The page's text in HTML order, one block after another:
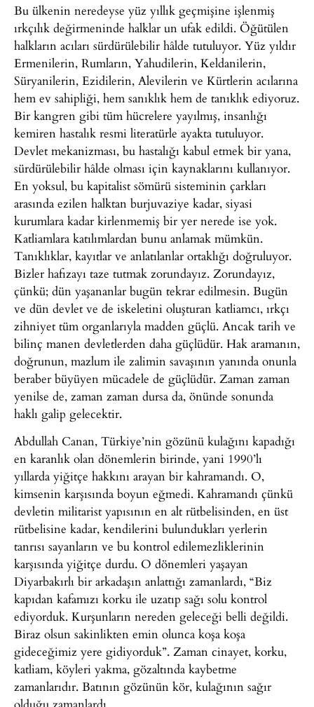
Bu ülkenin neredeyse yüz yıllık geçmişine işlenmiş
ırkçılık değirmeninde halklar un ufak edildi. Öğütülen
halkların acıları sürdürülebilir hâlde tutuluyor. Yüz yıldır
Ermenilerin, Rumların, Yahudilerin, Keldanilerin,
Süryanilerin, Ezidilerin, Alevilerin ve Kürtlerin acılarına
hem ev sahipliği, hem sanıklık hem de tanıklık ediyoruz.
Bir kangren gibi tüm hücrelere yayılmış, insanlığı
kemiren hastalık resmi literatürle ayakta tutuluyor.
Devlet mekanizması, bu hastalığı kabul etmek bir yana,
sürdürülebilir hâlde olması için kaynaklarını kullanıyor.
En yoksul, bu kapitalist sömürü sisteminin çarkları
arasında ezilen halktan burjuvaziye kadar, siyasi
kurumlara kadar kirlenmemiş bir yer nerede ise yok.
Katliamlara katılımlardan bunu anlamak mümkün.
Tanıklıklar, kayıtlar ve anlatılanlar ortaklığı doğruluyor.
Bizler hafızayı taze tutmak zorundayız. Zorundayız,
çünkü; dün yaşananlar bugün tekrar edilmesin. Bugün
ve dün devlet ve de iskeletini oluşturan katliamcı, ırkçı
zihniyet tüm organlarıyla madden güçlü. Ancak tarih ve
bilinç manen devletlerden daha güçlüdür. Hak aramanın,
doğrunun, mazlum ile zalimin savaşının yanında onunla
beraber büyüyen mücadele de güçlüdür. Zaman zaman
yenilse de, zaman zaman dursa da, önünde sonunda
haklı galip gelecektir.
Abdullah Canan, Türkiye’nin gözünü kulağını kapadığı
en karanlık olan dönemlerin birinde, yani 1990’lı
yıllarda yiğitçe hakkını arayan bir kahramandı. O,
kimsenin karşısında boyun eğmedi. Kahramandı çünkü
devletin militarist yapısının en alt rütbelisinden, en üst
rütbelisine kadar, kendilerini bulundukları yerlerin
tanrısı sayanların ve bu kontrol edilemezliklerinin
karşısında yiğitçe durdu. O dönemleri yaşayan
Diyarbakırlı bir arkadaşın anlattığı zamanlardı, “Biz
kapıdan kafamızı korku ile uzatıp sağı solu kontrol
ediyorduk. Kurşunların nereden geleceği belli değildi.
Biraz olsun sakinlikten emin olunca koşa koşa
gideceğimiz yere gidiyorduk”. Zaman cinayet, korku,
katliam, köyleri yakma, gözaltında kaybetme
zamanlarıdır. Batının gözünün kör, kulağının sağır